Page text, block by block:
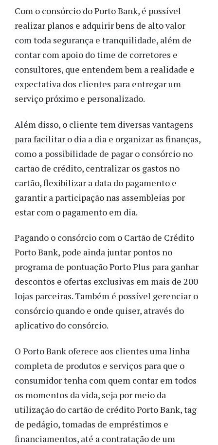
Com o consórcio do Porto Bank, é possível
realizar planos e adquirir bens de alto valor
com toda segurança e tranquilidade, além de
contar com apoio do time de corretores e
consultores, que entendem bem a realidade e
expectativa dos clientes para entregar um
serviço próximo e personalizado.
Além disso, o cliente tem diversas vantagens
para facilitar o dia a dia e organizar as finanças,
como a possibilidade de pagar o consórcio no
cartão de crédito, centralizar os gastos no
cartão, flexibilizar a data do pagamento e
garantir a participação nas assembleias por
estar com o pagamento em dia.
Pagando o consórcio com o Cartão de Crédito
Porto Bank, pode ainda juntar pontos no
programa de pontuação Porto Plus para ganhar
descontos e ofertas exclusivas em mais de 200
lojas parceiras.Também é possível gerenciar o
consórcio quando e onde quiser, através do
aplicativo do consórcio.
O Porto Bank oferece aos clientes uma linha
completa de produtos e serviços para que o
consumidor tenha com quem contar em todos
os momentos da vida, seja por meio da
utilização do cartão de crédito Porto Bank, tag
de pedágio, tomadas de empréstimos e
financiamentos, até a contratação de um